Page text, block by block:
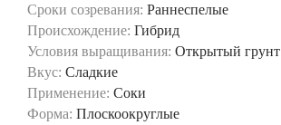
Сроки созревания: Раннеспелые
Происхождение: Гибрид
Условия выращивания: Открытый грунт
Вкус: Сладкие
Применение: Соки
Форма: Плоскоокруглые